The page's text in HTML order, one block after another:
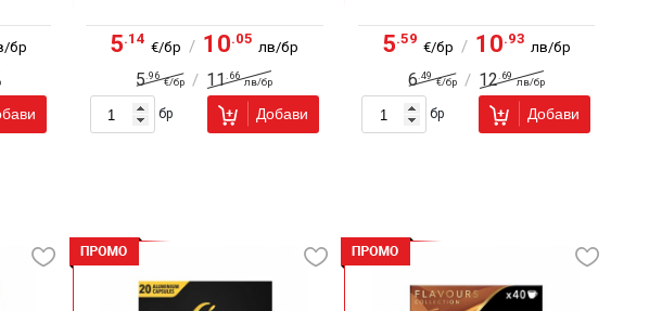
бр 5.14
€/бр / 10.05
лв/бр
5 .96
€/бр / 11 .66
лв/бр
бр Добави
5.59
€/бр / 10.93
лв/бр
6 .49
€/бр / 12 .69
лв/бр
бр Добави